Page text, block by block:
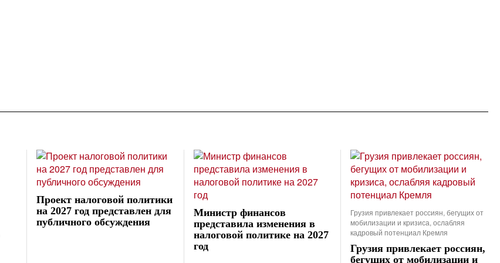
Проект налоговой политики
на 2027 год представлен для
публичного обсуждения
Министр финансов
представила изменения в
налоговой политике на 2027
год
Грузия привлекает россиян, бегущих от
мобилизации и кризиса, ослабляя
кадровый потенциал Кремля
Грузия привлекает россиян,
бегущих от мобилизации и